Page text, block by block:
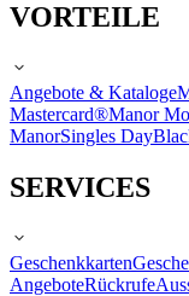
VORTEILE
Angebote & Kataloge
Mastercard®Manor
ManorSingles Day
SERVICES
Geschenkkarten
AngeboteRückrufe